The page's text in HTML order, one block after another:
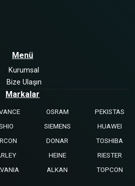
Menü
Kurumsal
Bize Ulaşın
Markalar
OSRAM
PEKISTAS
SIEMENS
HUAWEI
DONAR
TOSHIBA
HEINE
RIESTER
ALKAN
TOPCON